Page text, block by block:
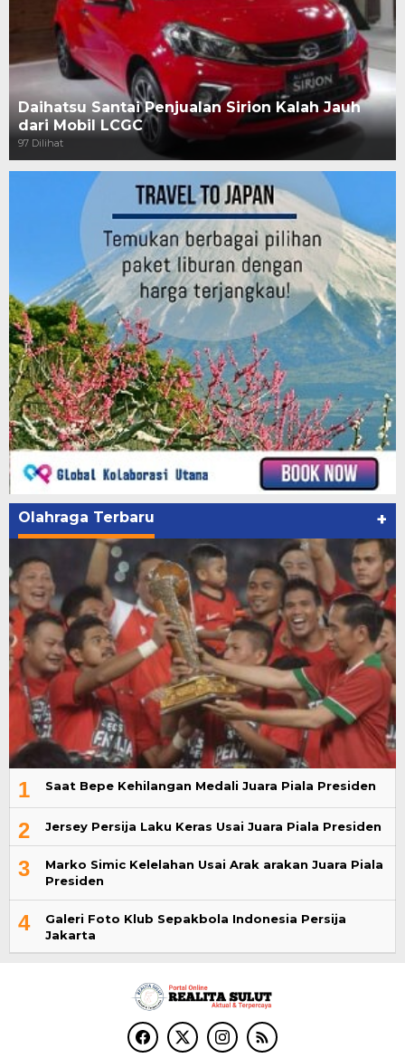
Daihatsu Santai Penjualan Sirion Kalah Jauh
dari Mobil LCGC
97 Dilihat
Olahraga Terbaru +
1 Saat Bepe Kehilangan Medali Juara Piala Presiden
2 Jersey Persija Laku Keras Usai Juara Piala Presiden
3
Marko Simic Kelelahan Usai Arak arakan Juara Piala
Presiden
4
Galeri Foto Klub Sepakbola Indonesia Persija
Jakarta